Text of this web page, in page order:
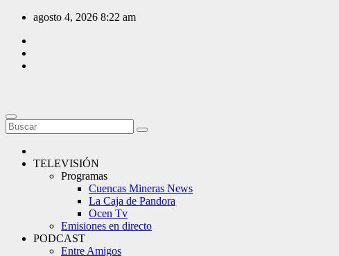
Saltar
contenido
agosto 4, 2026 8:22 am
TELEVISIÓN
Programas
Cuencas Mineras News
La Caja de Pandora
Ocen Tv
Emisiones en directo
PODCAST
Entre Amigos